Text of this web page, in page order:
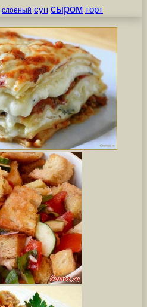
слоеный суп сыром торт